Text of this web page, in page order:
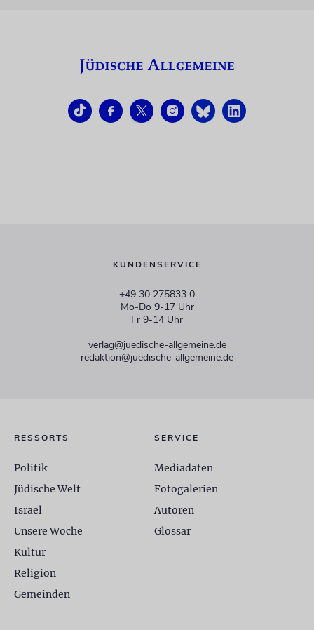
KUNDENSERVICE
+49 30 275833 0
Mo-Do 9-17 Uhr
Fr 9-14 Uhr
verlag@juedische-allgemeine.de
redaktion@juedische-allgemeine.de
RESSORTS
Politik
Jüdische Welt
Israel
Unsere Woche
Kultur
Religion
Gemeinden
SERVICE
Mediadaten
Fotogalerien
Autoren
Glossar